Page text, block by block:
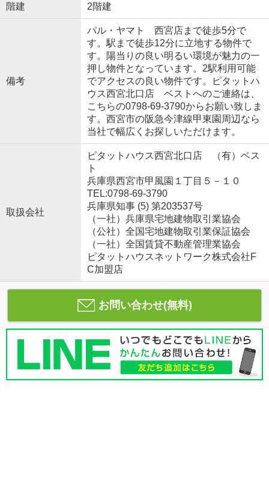
階建 2階建
備考
パル・ヤマト 西宮店まで徒歩5分で
す。駅まで徒歩12分に立地する物件で
す。陽当りの良い明るい環境が魅力の一
押し物件となっています。2駅利用可能
でアクセスの良い物件です。ピタットハ
ウス西宮北口店 ベストへのご連絡は、
こちらの0798-69-3790からお願い致しま
す。西宮市の阪急今津線甲東園周辺なら
当社で幅広くお探しいただけます。
取扱会社
ピタットハウス西宮北口店 （有）ベス
ト
兵庫県西宮市甲風園１丁目５－１０
TEL:0798-69-3790
兵庫県知事 (5) 第203537号
（一社）兵庫県宅地建物取引業協会
（公社）全国宅地建物取引業保証協会
（一社）全国賃貸不動産管理業協会
ピタットハウスネットワーク株式会社F
C加盟店
お問い合わせ(無料)